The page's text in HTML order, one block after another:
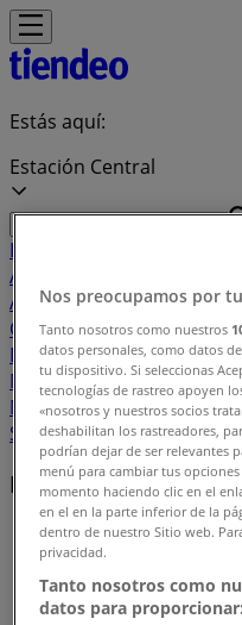
Estás aquí:
Estación Central
Destacados
Alimentación
AccesoriosPerfumerías y
Construcción
DescuentoMuebles y
Motos y Repuestos
NiñosRestaurantes y
Servicios
Marcas locales
Tiendeo en
Índice marcas
Nos preocupamos por
Tanto nosotros como nuestros
datos personales, como datos
tu dispositivo. Si seleccionas
tecnologías de rastreo apoyen
«nosotros y nuestros socios
deshabilitan los rastreadores,
podrían dejar de ser relevantes
menú para cambiar tus
momento haciendo clic en el
en el en la parte inferior de la
dentro de nuestro Sitio web.
privacidad.
Tanto nosotros como
datos para proporcionar: